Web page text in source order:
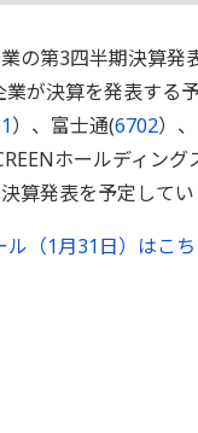
の第3四半期決算発
業が決算を発表する
）、富士通(6702）
ホールディング
算発表を予定してい
ル（1月31日）はこ